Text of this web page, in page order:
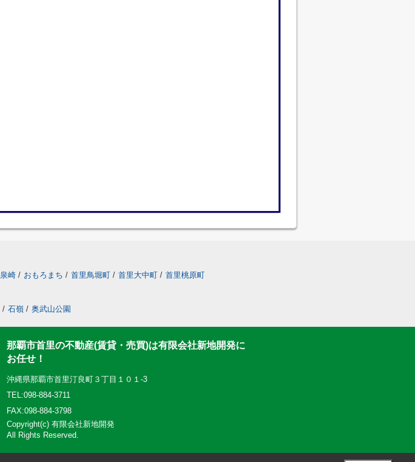
泉崎 / おもろまち / 首里鳥堀町 / 首里大中町 / 首里桃原町
/ 石嶺 / 奥武山公園
那覇市首里の不動産(賃貸・売買)は有限会社新地開発に
お任せ！
沖縄県那覇市首里汀良町３丁目１０１-3
TEL:098-884-3711
FAX:098-884-3798
Copyright(c) 有限会社新地開発
All Rights Reserved.